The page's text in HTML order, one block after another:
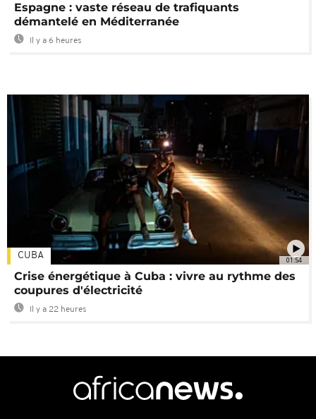
Espagne : vaste réseau de trafiquants
démantelé en Méditerranée
Il y a 6 heures
01:54
CUBA
Crise énergétique à Cuba : vivre au rythme des
coupures d'électricité
Il y a 22 heures